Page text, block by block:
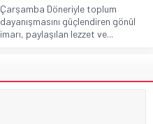
Çarşamba Döneriyle toplum
dayanışmasını güçlendiren gönül
imarı, paylaşılan lezzet ve...